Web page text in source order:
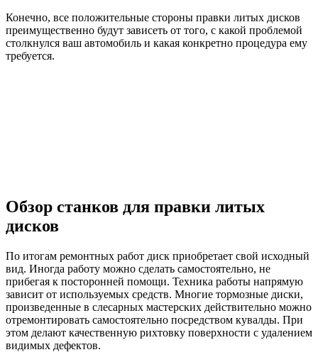
Конечно, все положительные стороны правки литых дисков
преимущественно будут зависеть от того, с какой проблемой
столкнулся ваш автомобиль и какая конкретно процедура ему
требуется.
Обзор станков для правки литых
дисков
По итогам ремонтных работ диск приобретает свой исходный
вид. Иногда работу можно сделать самостоятельно, не
прибегая к посторонней помощи. Техника работы напрямую
зависит от используемых средств. Многие тормозные диски,
произведенные в слесарных мастерских действительно можно
отремонтировать самостоятельно посредством кувалды. При
этом делают качественную рихтовку поверхности с удалением
видимых дефектов.